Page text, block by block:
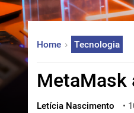
русский
العربية
ไทย
ქართული
Home Tecnologia
MetaMask
Letícia Nascimento •